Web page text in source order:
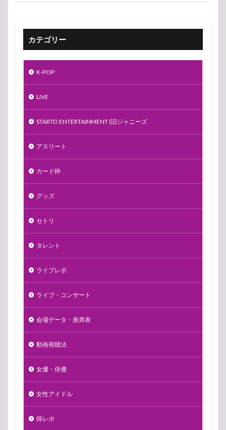
カテゴリー
K-POP
LIVE
STARTO ENTERTAINMENT (旧ジャニーズ
アスリート
カード枠
グッズ
セトリ
タレント
ライブレポ
ライブ・コンサート
会場データ・座席表
動画視聴法
女優・俳優
女性アイドル
得レポ